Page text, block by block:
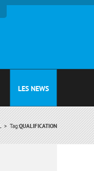
LES NEWS
Tag:QUALIFICATION